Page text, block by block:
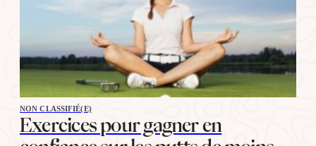
NON CLASSIFIÉ(E)
Exercices pour gagner en